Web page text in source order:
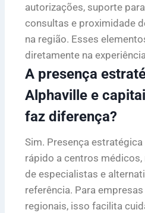
autorizações, suporte
consultas e proximidade
na região. Esses
diretamente na
A presença
Alphaville e
faz diferença?
Sim. Presença
rápido a centros
de especialistas e
referência. Para
regionais, isso facilita